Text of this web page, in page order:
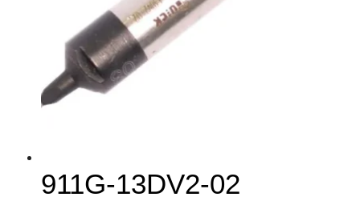
911G-13DV2-02